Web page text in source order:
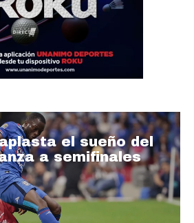
el sueño del
a semifinales